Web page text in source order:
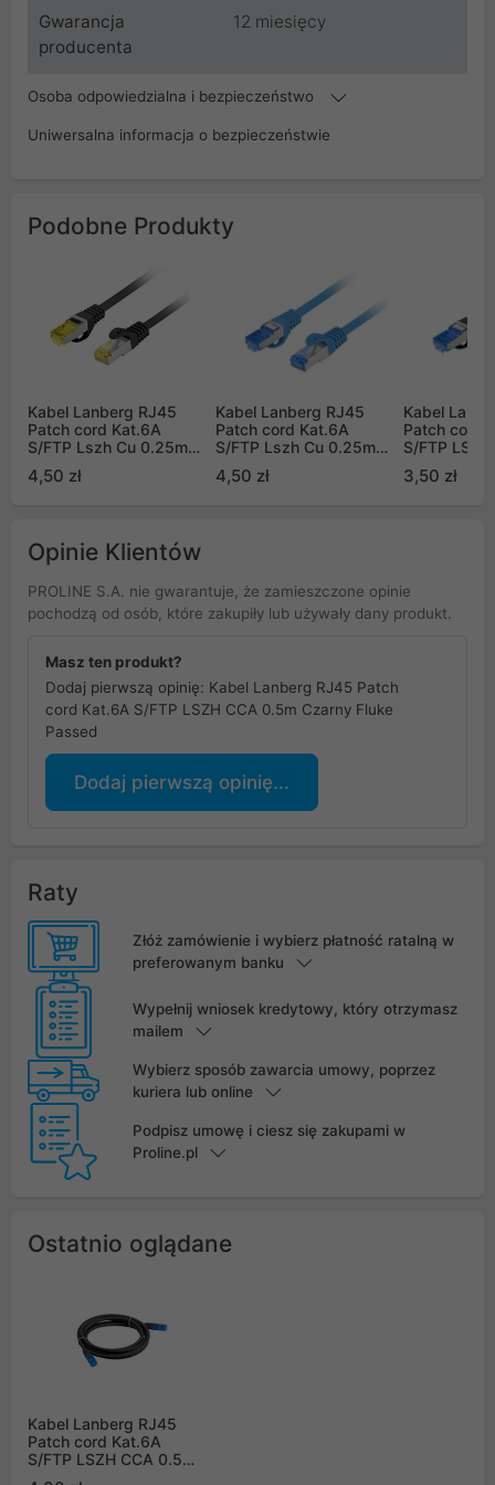
Gwarancja
producenta
12 miesięcy
Osoba odpowiedzialna i bezpieczeństwo
Uniwersalna informacja o bezpieczeństwie
Podobne Produkty
Kabel Lanberg RJ45
Patch cord Kat.6A
S/FTP Lszh Cu 0.25m
czarny Fluke Passed
4,50 zł
Kabel Lanberg RJ45
Patch cord Kat.6A
S/FTP Lszh Cu 0.25m
niebieski Fluke Passed
4,50 zł
Kabel
Patch cord
S/FTP
0.25m
Passed
3,50 zł
Opinie Klientów
PROLINE S.A. nie gwarantuje, że zamieszczone opinie
pochodzą od osób, które zakupiły lub używały dany produkt.
Masz ten produkt?
Dodaj pierwszą opinię: Kabel Lanberg RJ45 Patch
cord Kat.6A S/FTP LSZH CCA 0.5m Czarny Fluke
Passed
Dodaj pierwszą opinię...
Raty
Złóż zamówienie i wybierz płatność ratalną w
preferowanym banku
Wypełnij wniosek kredytowy, który otrzymasz
mailem
Wybierz sposób zawarcia umowy, poprzez
kuriera lub online
Podpisz umowę i ciesz się zakupami w
Proline.pl
Ostatnio oglądane
Kabel Lanberg RJ45
Patch cord Kat.6A
S/FTP LSZH CCA 0.5m